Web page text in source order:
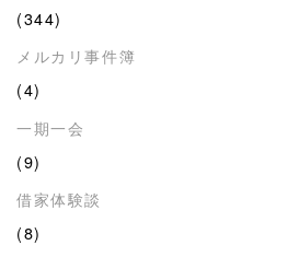
(344)
メルカリ事件簿
(4)
一期一会
(9)
借家体験談
(8)